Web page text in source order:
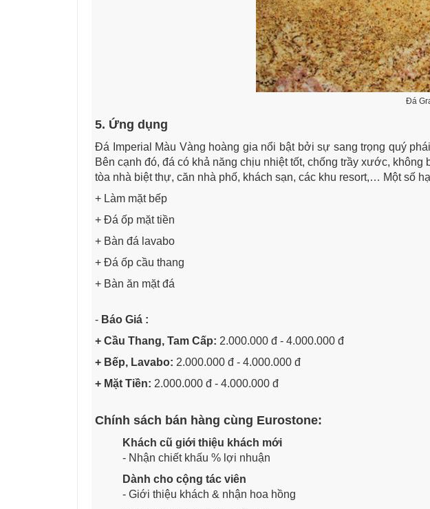
Đá
5. Ứng dụng
Đá Imperial Màu Vàng hoàng gia nổi bật bởi sự sang trọng quý
Bên cạnh đó, đá có khả năng chịu nhiệt tốt, chống trầy xước,
tòa nhà biệt thự, căn nhà phố, khách sạn, các khu resort,… Một số
+ Làm mặt bếp
+ Đá ốp mặt tiền
+ Bàn đá lavabo
+ Đá ốp cầu thang
+ Bàn ăn mặt đá
- Báo Giá :
+ Cầu Thang, Tam Cấp: 2.000.000 đ - 4.000.000 đ
+ Bếp, Lavabo: 2.000.000 đ - 4.000.000 đ
+ Mặt Tiền: 2.000.000 đ - 4.000.000 đ
Chính sách bán hàng cùng Eurostone:
Khách cũ giới thiệu khách mới
- Nhận chiết khấu % lợi nhuận
Dành cho cộng tác viên
- Giới thiệu khách & nhận hoa hồng